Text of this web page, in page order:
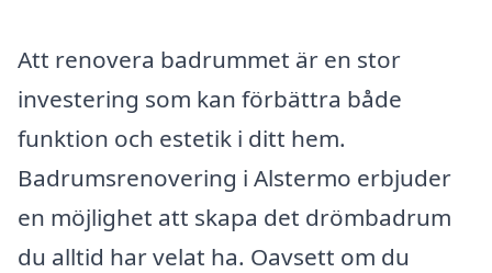
Att renovera badrummet är en stor
investering som kan förbättra både
funktion och estetik i ditt hem.
Badrumsrenovering i Alstermo erbjuder
en möjlighet att skapa det drömbadrum
du alltid har velat ha. Oavsett om du